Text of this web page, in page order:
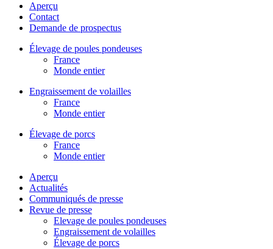
Aperçu
Contact
Demande de prospectus
Élevage de poules pondeuses
France
Monde entier
Engraissement de volailles
France
Monde entier
Élevage de porcs
France
Monde entier
Aperçu
Actualités
Communiqués de presse
Revue de presse
Elevage de poules pondeuses
Engraissement de volailles
Élevage de porcs